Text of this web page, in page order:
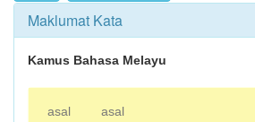
Maklumat Kata
Kamus Bahasa Melayu
asal asal